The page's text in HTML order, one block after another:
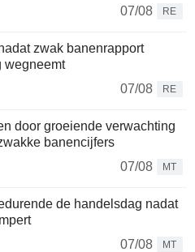
07/08
RE
zwak banenrapport
wegneemt
07/08
RE
door groeiende verwachting
banencijfers
07/08
MT
de handelsdag nadat
07/08
MT